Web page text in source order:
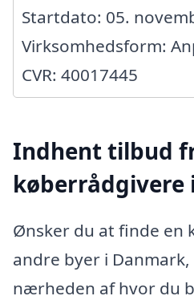
Startdato: 05.
Virksomhedsform:
CVR: 40017445
Indhent tilbud
køberrådgivere
Ønsker du at finde en
andre byer i
nærheden af hvor du